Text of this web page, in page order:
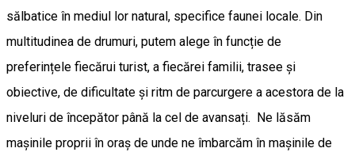
sălbatice în mediul lor natural, specifice faunei locale. Din
multitudinea de drumuri, putem alege în funcție de
preferințele fiecărui turist, a fiecărei familii, trasee și
obiective, de dificultate și ritm de parcurgere a acestora de la
niveluri de începător până la cel de avansați. Ne lăsăm
mașinile proprii în oraș de unde ne îmbarcăm în mașinile de